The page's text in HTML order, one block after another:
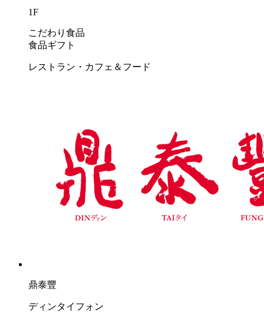
1F
こだわり食品
食品ギフト
レストラン・カフェ＆フード
鼎泰豐
ディンタイフォン